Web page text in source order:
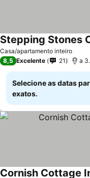
Casa/apartamento inteiro
Stepping Stones
8,5 Excelente 21 a
Selecione as datas
exatos.
Cornish Cottage